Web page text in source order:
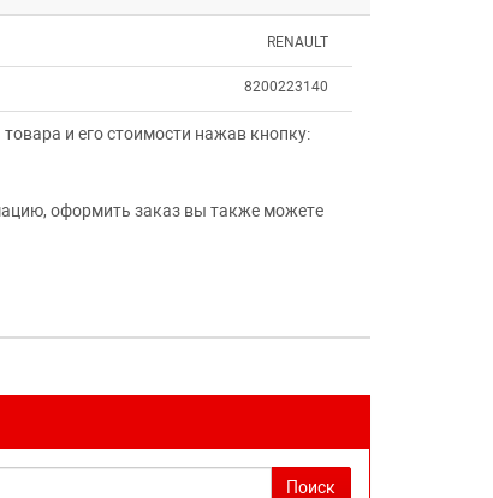
RENAULT
8200223140
и его стоимости нажав кнопку:
оформить заказ вы также можете
Поиск